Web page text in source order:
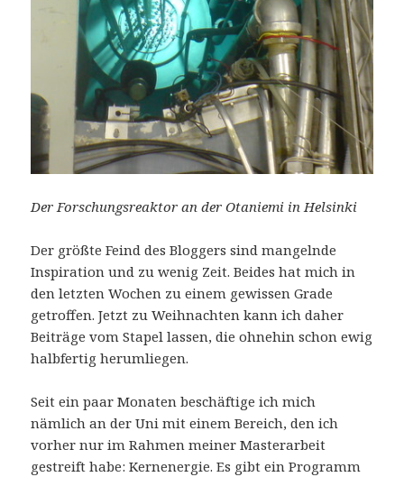
Der Forschungsreaktor an der Otaniemi in Helsinki
Der größte Feind des Bloggers sind mangelnde
Inspiration und zu wenig Zeit. Beides hat mich in
den letzten Wochen zu einem gewissen Grade
getroffen. Jetzt zu Weihnachten kann ich daher
Beiträge vom Stapel lassen, die ohnehin schon ewig
halbfertig herumliegen.
Seit ein paar Monaten beschäftige ich mich
nämlich an der Uni mit einem Bereich, den ich
vorher nur im Rahmen meiner Masterarbeit
gestreift habe: Kernenergie. Es gibt ein Programm